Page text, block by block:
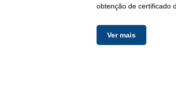
obtenção de certificado
Ver mais